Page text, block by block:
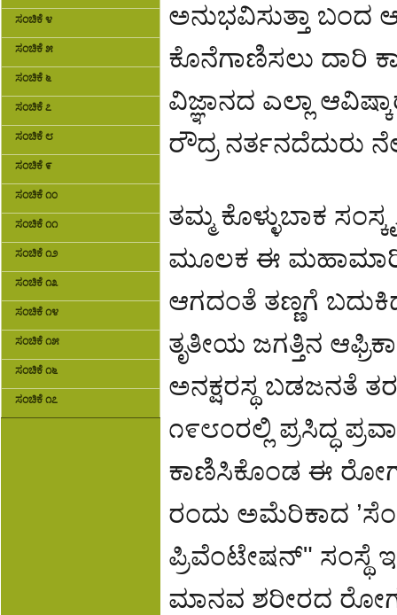
ಸಂಚಿಕೆ ೪
ಸಂಚಿಕೆ ೫
ಸಂಚಿಕೆ ೬
ಸಂಚಿಕೆ ೭
ಸಂಚಿಕೆ ೮
ಸಂಚಿಕೆ ೯
ಸಂಚಿಕೆ ೧೦
ಸಂಚಿಕೆ ೧೧
ಸಂಚಿಕೆ ೧೨
ಸಂಚಿಕೆ ೧೩
ಸಂಚಿಕೆ ೧೪
ಸಂಚಿಕೆ ೧೫
ಸಂಚಿಕೆ ೧೬
ಸಂಚಿಕೆ ೧೭
ಅನುಭವಿಸುತ್ತಾ ಬಂದ
ಕೊನೆಗಾಣಿಸಲು ದಾರಿ
ವಿಜ್ಞಾನದ ಎಲ್ಲಾ
ರೌದ್ರ ನರ್ತನದೆದುರು
ತಮ್ಮ ಕೊಳ್ಳುಬಾಕ
ಮೂಲಕ ಈ
ಆಗದಂತೆ ತಣ್ಣಗೆ
ತೃತೀಯ ಜಗತ್ತಿನ
ಅನಕ್ಷರಸ್ಥ ಬಡಜನತೆ
೧೯೮೦ರಲ್ಲಿ ಪ್ರಸಿದ್ಧ
ಕಾಣಿಸಿಕೊಂಡ ಈ ರೋಗ
ರಂದು ಅಮೆರಿಕಾದ
ಪ್ರಿವೆಂಟೇಷನ್" ಸಂಸ್ಥೆ
ಮಾನವ ಶರೀರದ ರೋಗ